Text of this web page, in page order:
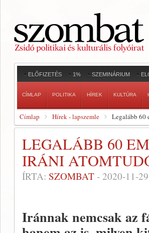
ELŐFIZETÉS 1% SZEMINÁRIUM
CÍMLAP POLITIKA HÍREK KULTÚRA
Címlap Hírek - lapszemle Legalább 60
LEGALÁBB 60
IRÁNI
ÍRTA: SZOMBAT - 2020-11-29
Iránnak nemcsak az